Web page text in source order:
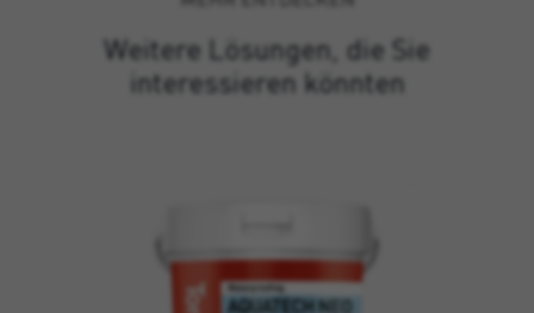
Weitere Lösungen, die Sie
interessieren könnten